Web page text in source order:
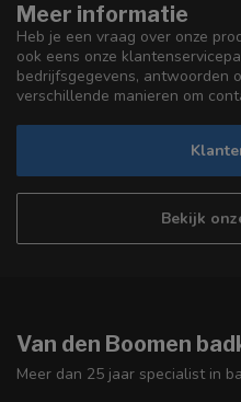
Meer informatie
Heb je een vraag over onze
ook eens onze
bedrijfsgegevens, antwoorden
verschillende manieren om
Bekijk
Van den Boomen
Meer dan 25 jaar specialist in